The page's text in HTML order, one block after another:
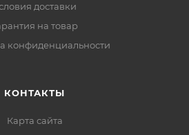
доставки
на товар
конфиденциальности
КОНТАКТЫ
Карта сайта